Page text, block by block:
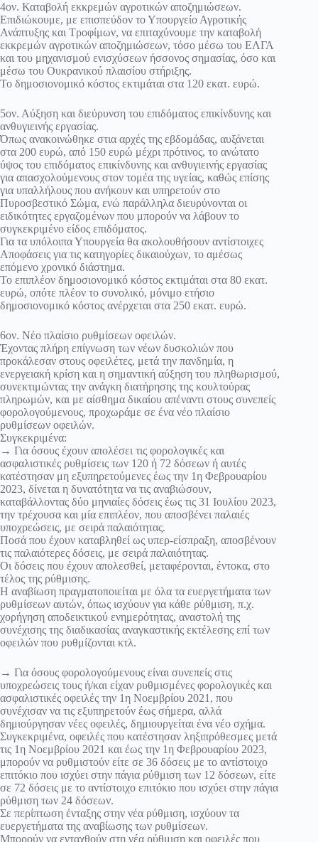
4ον. Καταβολή εκκρεμών αγροτικών αποζημιώσεων.
Επιδιώκουμε, με επισπεύδον το Υπουργείο Αγροτικής
Ανάπτυξης και Τροφίμων, να επιταχύνουμε την καταβολή
εκκρεμών αγροτικών αποζημιώσεων, τόσο μέσω του ΕΛΓΑ
και του μηχανισμού ενισχύσεων ήσσονος σημασίας, όσο και
μέσω του Ουκρανικού πλαισίου στήριξης.
Το δημοσιονομικό κόστος εκτιμάται στα 120 εκατ. ευρώ.
5ον. Αύξηση και διεύρυνση του επιδόματος επικίνδυνης και
ανθυγιεινής εργασίας.
Όπως ανακοινώθηκε στια αρχές της εβδομάδας, αυξάνεται
στα 200 ευρώ, από 150 ευρώ μέχρι πρότινος, το ανώτατο
ύψος του επιδόματος επικίνδυνης και ανθυγιεινής εργασίας
για απασχολούμενους στον τομέα της υγείας, καθώς επίσης
για υπαλλήλους που ανήκουν και υπηρετούν στο
Πυροσβεστικό Σώμα, ενώ παράλληλα διευρύνονται οι
ειδικότητες εργαζομένων που μπορούν να λάβουν το
συγκεκριμένο είδος επιδόματος.
Για τα υπόλοιπα Υπουργεία θα ακολουθήσουν αντίστοιχες
Αποφάσεις για τις κατηγορίες δικαιούχων, το αμέσως
επόμενο χρονικό διάστημα.
Το επιπλέον δημοσιονομικό κόστος εκτιμάται στα 80 εκατ.
ευρώ, οπότε πλέον το συνολικό, μόνιμο ετήσιο
δημοσιονομικό κόστος ανέρχεται στα 250 εκατ. ευρώ.
6ον. Νέο πλαίσιο ρυθμίσεων οφειλών.
Έχοντας πλήρη επίγνωση των νέων δυσκολιών που
προκάλεσαν στους οφειλέτες, μετά την πανδημία, η
ενεργειακή κρίση και η σημαντική αύξηση του πληθωρισμού,
συνεκτιμώντας την ανάγκη διατήρησης της κουλτούρας
πληρωμών, και με αίσθημα δικαίου απέναντι στους συνεπείς
φορολογούμενους, προχωράμε σε ένα νέο πλαίσιο
ρυθμίσεων οφειλών.
Συγκεκριμένα:
→ Για όσους έχουν απολέσει τις φορολογικές και
ασφαλιστικές ρυθμίσεις των 120 ή 72 δόσεων ή αυτές
κατέστησαν μη εξυπηρετούμενες έως την 1η Φεβρουαρίου
2023, δίνεται η δυνατότητα να τις αναβιώσουν,
καταβάλλοντας δύο μηνιαίες δόσεις έως τις 31 Ιουλίου 2023,
την τρέχουσα και μία επιπλέον, που αποσβένει παλαιές
υποχρεώσεις, με σειρά παλαιότητας.
Ποσά που έχουν καταβληθεί ως υπερ-είσπραξη, αποσβένουν
τις παλαιότερες δόσεις, με σειρά παλαιότητας.
Οι δόσεις που έχουν απολεσθεί, μεταφέρονται, έντοκα, στο
τέλος της ρύθμισης.
Η αναβίωση πραγματοποιείται με όλα τα ευεργετήματα των
ρυθμίσεων αυτών, όπως ισχύουν για κάθε ρύθμιση, π.χ.
χορήγηση αποδεικτικού ενημερότητας, αναστολή της
συνέχισης της διαδικασίας αναγκαστικής εκτέλεσης επί των
οφειλών που ρυθμίζονται κτλ.
→ Για όσους φορολογούμενους είναι συνεπείς στις
υποχρεώσεις τους ή/και είχαν ρυθμισμένες φορολογικές και
ασφαλιστικές οφειλές την 1η Νοεμβρίου 2021, που
συνέχισαν να τις εξυπηρετούν έως σήμερα, αλλά
δημιούργησαν νέες οφειλές, δημιουργείται ένα νέο σχήμα.
Συγκεκριμένα, οφειλές που κατέστησαν ληξιπρόθεσμες μετά
τις 1η Νοεμβρίου 2021 και έως την 1η Φεβρουαρίου 2023,
μπορούν να ρυθμιστούν είτε σε 36 δόσεις με το αντίστοιχο
επιτόκιο που ισχύει στην πάγια ρύθμιση των 12 δόσεων, είτε
σε 72 δόσεις με το αντίστοιχο επιτόκιο που ισχύει στην πάγια
ρύθμιση των 24 δόσεων.
Σε περίπτωση ένταξης στην νέα ρύθμιση, ισχύουν τα
ευεργετήματα της αναβίωσης των ρυθμίσεων.
Μπορούν να ενταχθούν στη νέα ρύθμιση και οφειλές που